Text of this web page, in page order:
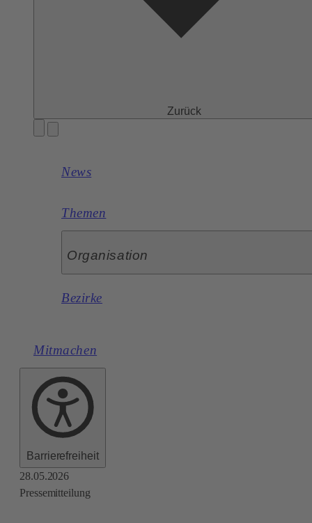
Zurück
News
Themen
Organisation
Bezirke
Mitmachen
Barrierefreiheit
28.05.2026
Pressemitteilung